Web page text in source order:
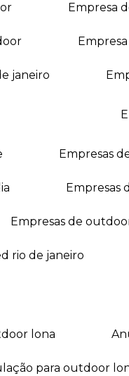
empresa
janeiro
empresas
empresas de
rio de janeiro
lona
para outdoor